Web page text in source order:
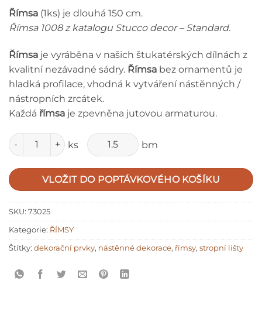
Římsa (1ks) je dlouhá 150 cm.
Římsa 1008 z katalogu Stucco decor – Standard.
Římsa je vyráběna v našich štukatérských dílnách z
kvalitní nezávadné sádry. Římsa bez ornamentů je
hladká profilace, vhodná k vytváření nástěnných /
nástropních zrcátek.
Každá římsa je zpevněna jutovou armaturou.
bm
Množství
ks
VLOŽIT DO POPTÁVKOVÉHO KOŠÍKU
SKU: 73025
Kategorie: ŘÍMSY
Štítky: dekorační prvky, nástěnné dekorace, římsy, stropní lišty